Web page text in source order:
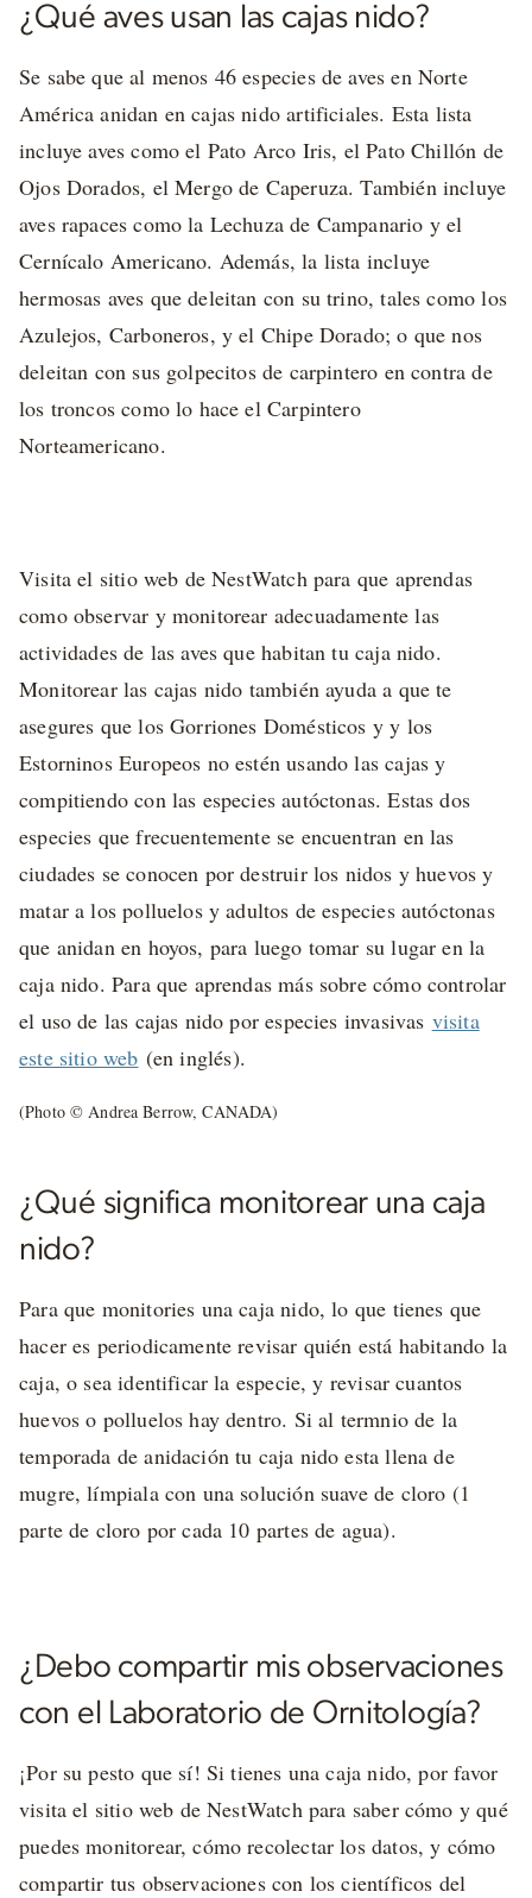
¿Qué aves usan las cajas nido?
Se sabe que al menos 46 especies de aves en Norte
América anidan en cajas nido artificiales. Esta lista
incluye aves como el Pato Arco Iris, el Pato Chillón de
Ojos Dorados, el Mergo de Caperuza. También incluye
aves rapaces como la Lechuza de Campanario y el
Cernícalo Americano. Además, la lista incluye
hermosas aves que deleitan con su trino, tales como los
Azulejos, Carboneros, y el Chipe Dorado; o que nos
deleitan con sus golpecitos de carpintero en contra de
los troncos como lo hace el Carpintero
Norteamericano.
Visita el sitio web de NestWatch para que aprendas
como observar y monitorear adecuadamente las
actividades de las aves que habitan tu caja nido.
Monitorear las cajas nido también ayuda a que te
asegures que los Gorriones Domésticos y y los
Estorninos Europeos no estén usando las cajas y
compitiendo con las especies autóctonas. Estas dos
especies que frecuentemente se encuentran en las
ciudades se conocen por destruir los nidos y huevos y
matar a los polluelos y adultos de especies autóctonas
que anidan en hoyos, para luego tomar su lugar en la
caja nido. Para que aprendas más sobre cómo controlar
el uso de las cajas nido por especies invasivas visita
este sitio web (en inglés).
(Photo © Andrea Berrow, CANADA)
¿Qué significa monitorear una caja
nido?
Para que monitories una caja nido, lo que tienes que
hacer es periodicamente revisar quién está habitando la
caja, o sea identificar la especie, y revisar cuantos
huevos o polluelos hay dentro. Si al termnio de la
temporada de anidación tu caja nido esta llena de
mugre, límpiala con una solución suave de cloro (1
parte de cloro por cada 10 partes de agua).
¿Debo compartir mis observaciones
con el Laboratorio de Ornitología?
¡Por su pesto que sí! Si tienes una caja nido, por favor
visita el sitio web de NestWatch para saber cómo y qué
puedes monitorear, cómo recolectar los datos, y cómo
compartir tus observaciones con los científicos del